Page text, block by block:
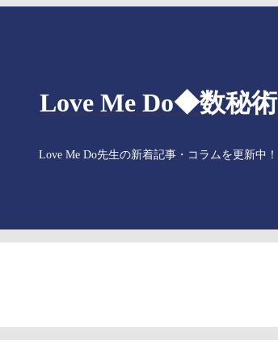
Love Me Do◆数秘術
Love Me Do先生の新着記事・コラムを更新中！